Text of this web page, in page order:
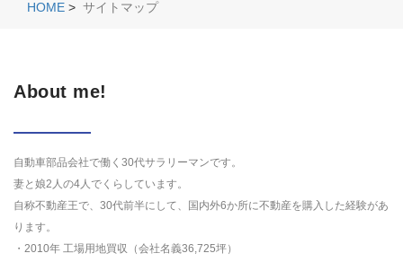
HOME > サイトマップ
About me!
自動車部品会社で働く30代サラリーマンです。
妻と娘2人の4人でくらしています。
自称不動産王で、30代前半にして、国内外6か所に不動産を購入した経験があ
ります。
・2010年 工場用地買収（会社名義36,725坪）